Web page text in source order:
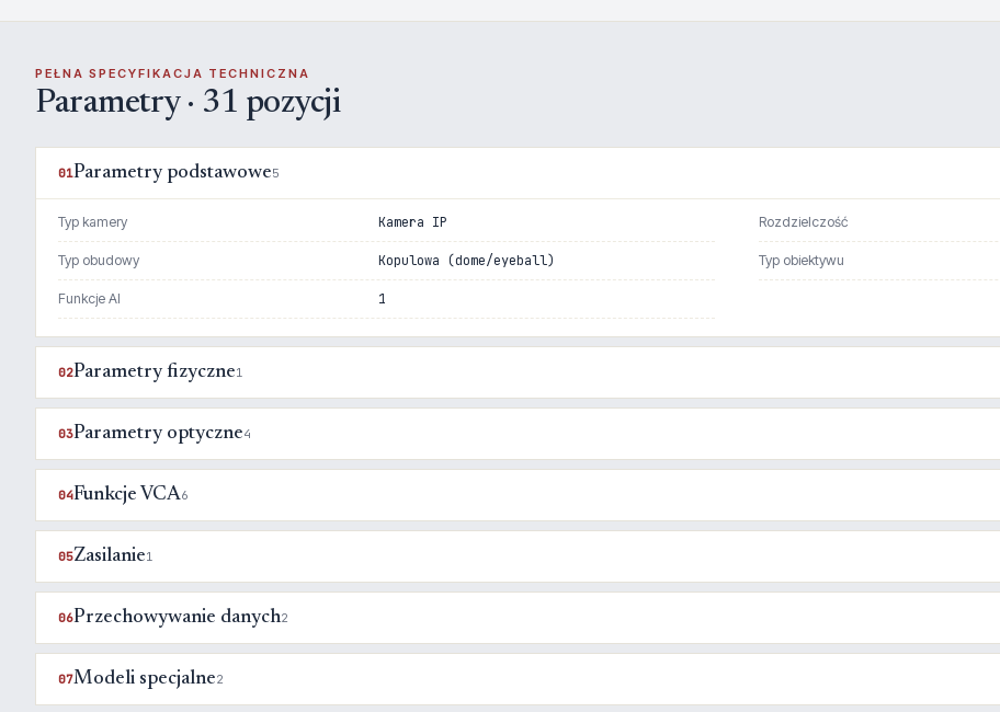
PEŁNA SPECYFIKACJA TECHNICZNA
Parametry · 31 pozycji
01Parametry podstawowe5
Typ kamery Kamera IP Rozdzielczość
Typ obudowy Kopulowa (dome/eyeball) Typ obiektywu
Funkcje AI 1
02Parametry fizyczne1
03Parametry optyczne4
04Funkcje VCA6
05Zasilanie1
06Przechowywanie danych2
07Modeli specjalne2